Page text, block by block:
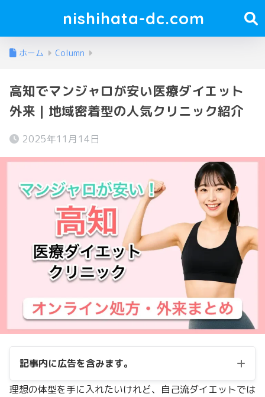
nishihata-dc.com
ホーム Column
高知でマンジャロが安い医療ダイエット
外来｜地域密着型の人気クリニック紹介
2025年11月14日
記事内に広告を含みます。
理想の体型を手に入れたいけれど、自己流ダイエットでは